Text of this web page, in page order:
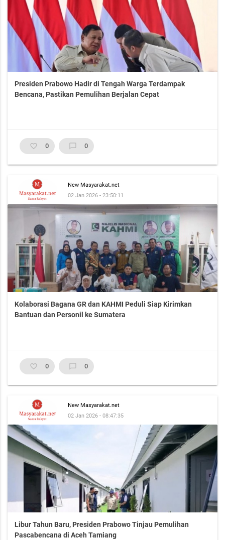
Presiden Prabowo Hadir di Tengah Warga Terdampak
Bencana, Pastikan Pemulihan Berjalan Cepat
favorite_border 0 chat_bubble_outline 0
New Masyarakat.net
02 Jan 2026 - 23:50:11
Kolaborasi Bagana GR dan KAHMI Peduli Siap Kirimkan
Bantuan dan Personil ke Sumatera
favorite_border 0 chat_bubble_outline 0
New Masyarakat.net
02 Jan 2026 - 08:47:35
Libur Tahun Baru, Presiden Prabowo Tinjau Pemulihan
Pascabencana di Aceh Tamiang